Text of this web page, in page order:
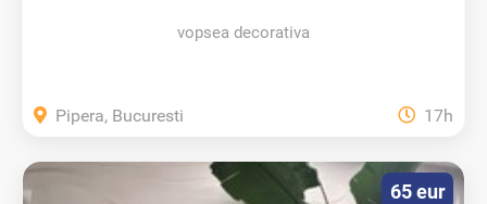
vopsea decorativa
Pipera, Bucuresti 17h
65 eur